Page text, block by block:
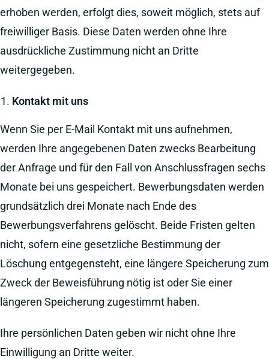
erhoben werden, erfolgt dies, soweit möglich, stets auf
freiwilliger Basis. Diese Daten werden ohne Ihre
ausdrückliche Zustimmung nicht an Dritte
weitergegeben.
Kontakt mit uns
Wenn Sie per E-Mail Kontakt mit uns aufnehmen,
werden Ihre angegebenen Daten zwecks Bearbeitung
der Anfrage und für den Fall von Anschlussfragen sechs
Monate bei uns gespeichert. Bewerbungsdaten werden
grundsätzlich drei Monate nach Ende des
Bewerbungsverfahrens gelöscht. Beide Fristen gelten
nicht, sofern eine gesetzliche Bestimmung der
Löschung entgegensteht, eine längere Speicherung zum
Zweck der Beweisführung nötig ist oder Sie einer
längeren Speicherung zugestimmt haben.
Ihre persönlichen Daten geben wir nicht ohne Ihre
Einwilligung an Dritte weiter.